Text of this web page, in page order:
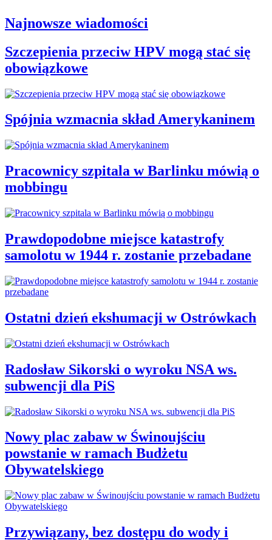
Najnowsze wiadomości
Szczepienia przeciw HPV mogą stać się
obowiązkowe
Spójnia wzmacnia skład Amerykaninem
Pracownicy szpitala w Barlinku mówią o
mobbingu
Prawdopodobne miejsce katastrofy
samolotu w 1944 r. zostanie przebadane
Ostatni dzień ekshumacji w Ostrówkach
Radosław Sikorski o wyroku NSA ws.
subwencji dla PiS
Nowy plac zabaw w Świnoujściu
powstanie w ramach Budżetu
Obywatelskiego
Przywiązany, bez dostępu do wody i